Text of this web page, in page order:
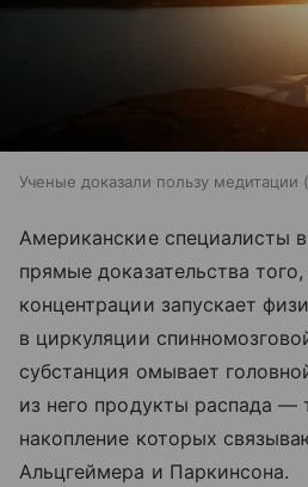
Ученые доказали пользу медитации
Американские специалисты
прямые доказательства
концентрации запускает
в циркуляции
субстанция омывает
из него продукты распада —
накопление которых
Альцгеймера и Паркинсона.